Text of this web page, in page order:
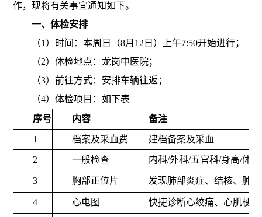
作，现将有关事宜通知如下。
一、体检安排
（1 ）时间：本周日（8月 12 日）上午7:50开始进行；
（2）体检地点：龙岗中医院；
（3）前往方式：安排车辆往返；
（4）体检项目：如下表
序号
内容 备注
1 档案及采血费 建档备案及采血
2 一般检查 内科/外科/五官科/身高/体重
3 胸部正位片 发现肺部炎症、结核、肿
4 心电图 快捷诊断心绞痛、心肌梗